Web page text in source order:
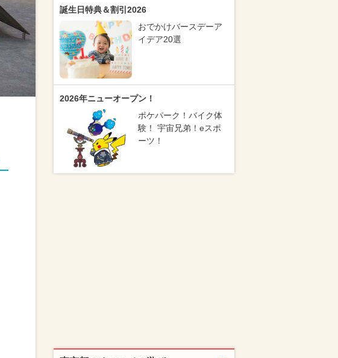
誕生日特典＆割引2026
おでかけバースデーア
イデア20選
2026年ニューオープン！
ポケパーク！バイク体
験！ 宇宙兄弟！eスポ
ーツ！